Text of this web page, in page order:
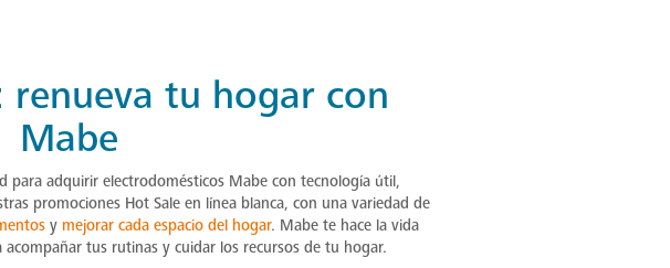
renueva tu hogar con
Mabe
para adquirir electrodomésticos Mabe con tecnología útil,
promociones Hot Sale en línea blanca, con una variedad de
y mejorar cada espacio del hogar. Mabe te hace la vida
acompañar tus rutinas y cuidar los recursos de tu hogar.